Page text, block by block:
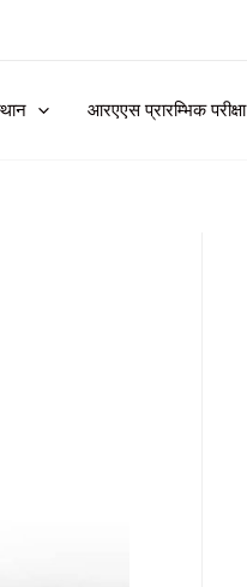
आरएएस प्रारम्भिक परीक्षा